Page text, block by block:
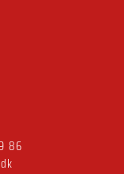
86